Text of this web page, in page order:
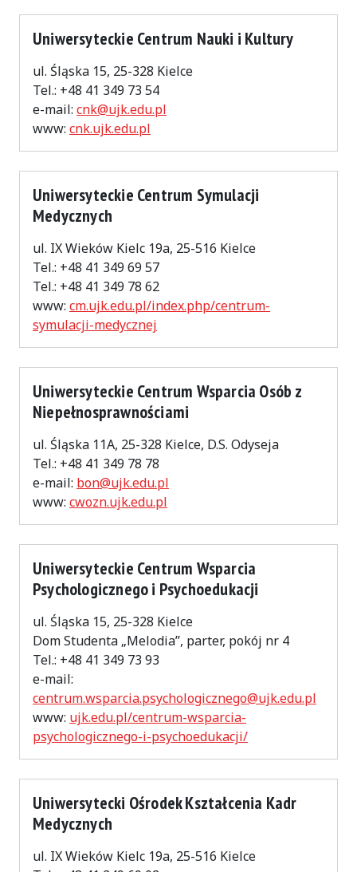
Uniwersyteckie Centrum Nauki i Kultury
ul. Śląska 15, 25-328 Kielce
Tel.: +48 41 349 73 54
e-mail: cnk@ujk.edu.pl
www: cnk.ujk.edu.pl
Uniwersyteckie Centrum Symulacji
Medycznych
ul. IX Wieków Kielc 19a, 25-516 Kielce
Tel.: +48 41 349 69 57
Tel.: +48 41 349 78 62
www: cm.ujk.edu.pl/index.php/centrum-
symulacji-medycznej
Uniwersyteckie Centrum Wsparcia Osób z
Niepełnosprawnościami
ul. Śląska 11A, 25-328 Kielce, D.S. Odyseja
Tel.: +48 41 349 78 78
e-mail: bon@ujk.edu.pl
www: cwozn.ujk.edu.pl
Uniwersyteckie Centrum Wsparcia
Psychologicznego i Psychoedukacji
ul. Śląska 15, 25-328 Kielce
Dom Studenta „Melodia”, parter, pokój nr 4
Tel.: +48 41 349 73 93
e-mail:
centrum.wsparcia.psychologicznego@ujk.edu.pl
www: ujk.edu.pl/centrum-wsparcia-
psychologicznego-i-psychoedukacji/
Uniwersytecki Ośrodek Kształcenia Kadr
Medycznych
ul. IX Wieków Kielc 19a, 25-516 Kielce